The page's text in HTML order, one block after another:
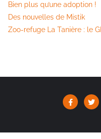
Bien plus qu’une adoption !
Des nouvelles de Mistik
Zoo-refuge La Tanière : le